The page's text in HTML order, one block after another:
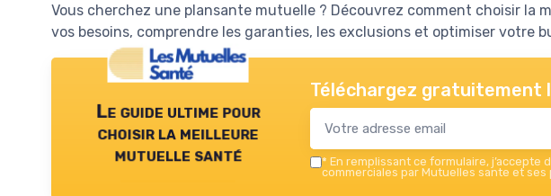
Vous cherchez une plansante mutuelle ? Découvrez comment choisir la
vos besoins, comprendre les garanties, les exclusions et optimiser votre
Le guide ultime pour
choisir la meilleure
mutuelle santé
Téléchargez gratuitement
* En remplissant ce formulaire, j’accepte
commerciales par Mutuelles sante et ses